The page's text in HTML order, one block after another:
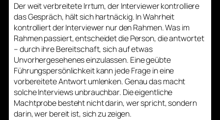
Der weit verbreitete Irrtum, der Interviewer kontrolliere
das Gespräch, hält sich hartnäckig. In Wahrheit
kontrolliert der Interviewer nur den Rahmen. Was im
Rahmen passiert, entscheidet die Person, die antwortet
– durch ihre Bereitschaft, sich auf etwas
Unvorhergesehenes einzulassen. Eine geübte
Führungspersönlichkeit kann jede Frage in eine
vorbereitete Antwort umlenken. Genau das macht
solche Interviews unbrauchbar. Die eigentliche
Machtprobe besteht nicht darin, wer spricht, sondern
darin, wer bereit ist, sich zu zeigen.